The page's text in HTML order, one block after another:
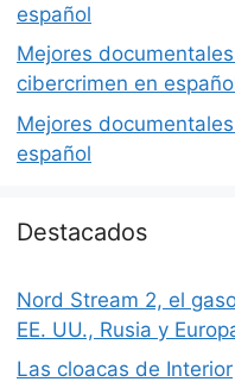
español
Mejores
cibercrimen en
Mejores
español
Destacados
Nord Stream 2, el
EE. UU., Rusia y
Las cloacas de Interior